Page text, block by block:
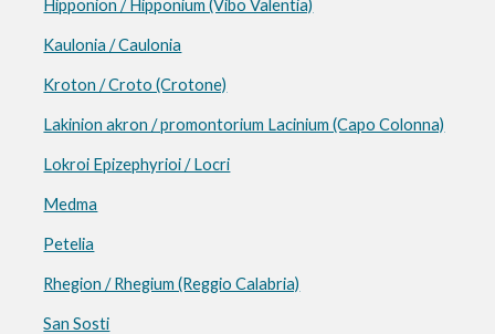
Hipponion / Hipponium (Vibo Valentia)
Kaulonia / Caulonia
Kroton / Croto (Crotone)
Lakinion akron / promontorium Lacinium (Capo Colonna)
Lokroi Epizephyrioi / Locri
Medma
Petelia
Rhegion / Rhegium (Reggio Calabria)
San Sosti